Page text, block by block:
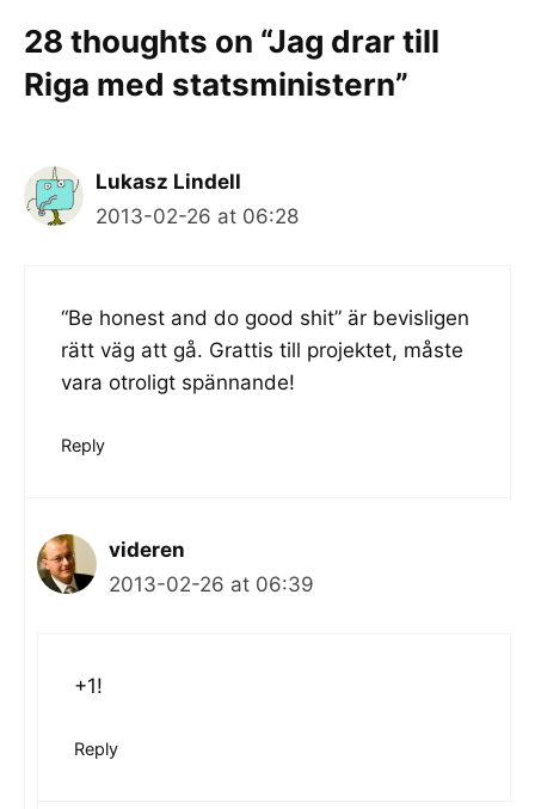
28 thoughts on “Jag drar till
Riga med statsministern”
Lukasz Lindell
2013-02-26 at 06:28
“Be honest and do good shit” är bevisligen
rätt väg att gå. Grattis till projektet, måste
vara otroligt spännande!
Reply
videren
2013-02-26 at 06:39
+1!
Reply